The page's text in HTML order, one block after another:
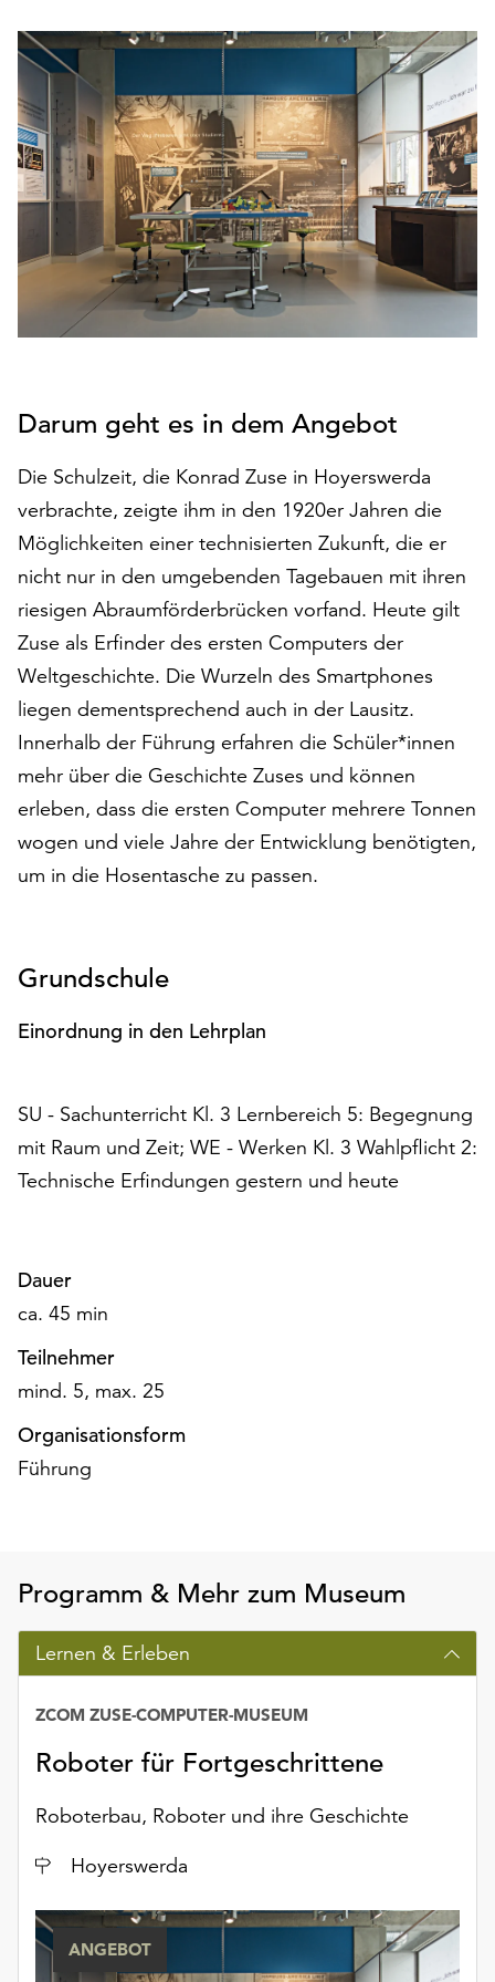
Betrieb
der
Seite
notwendig
sind
(funktionale
Cookies),
sowie
solche,
die
lediglich
werden.
Klicken
auf
„Alle
akzeptieren“,
alle
Cookies
zu
akzeptieren.
Sie
können
Ihr
Einverständnis
jederzeit
ändern
und
Ihnen
Ende
die
Schaltfläche
„Cookie-
Einstellungen“
Cookies
werden
ohne
Ihr
weiterhin
ausgeführt.
verwendeten
Cookies
anpassen,
erreichen
Sie
die
über
Schaltfläche
Weitere
finden
Sie
Darum geht es in dem Angebot
Die Schulzeit, die Konrad Zuse in Hoyerswerda
verbrachte, zeigte ihm in den 1920er Jahren die
Möglichkeiten einer technisierten Zukunft, die er
nicht nur in den umgebenden Tagebauen mit ihren
riesigen Abraumförderbrücken vorfand. Heute gilt
Zuse als Erfinder des ersten Computers der
Weltgeschichte. Die Wurzeln des Smartphones
liegen dementsprechend auch in der Lausitz.
Innerhalb der Führung erfahren die Schüler*innen
mehr über die Geschichte Zuses und können
erleben, dass die ersten Computer mehrere Tonnen
wogen und viele Jahre der Entwicklung benötigten,
um in die Hosentasche zu passen.
Grundschule
Einordnung in den Lehrplan
SU - Sachunterricht Kl. 3 Lernbereich 5: Begegnung
mit Raum und Zeit; WE - Werken Kl. 3 Wahlpflicht 2:
Technische Erfindungen gestern und heute
Dauer
ca. 45 min
Teilnehmer
mind. 5, max. 25
Organisationsform
Führung
Programm & Mehr zum Museum
Lernen & Erleben
Roboter für Fortgeschrittene
ZCOM ZUSE-COMPUTER-MUSEUM
Roboterbau, Roboter und ihre Geschichte
Ort
Hoyerswerda
ANGEBOT